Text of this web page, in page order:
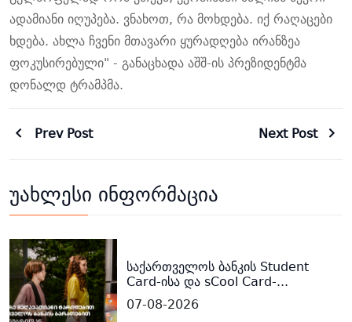
ადამიანი იღუპება. ვნახოთ, რა მოხდება. იქ რაღაცები
ხდება. ახლა ჩვენი მთავარი ყურადღება ირანზეა
ფოკუსირებული" - განაცხადა აშშ-ის პრეზიდენტმა
დონალდ ტრამპმა.
Prev Post Next Post
უახლესი ინფორმაცია
საქართველოს ბანკის Student
Card-ისა და sCool Card-...
07-08-2026